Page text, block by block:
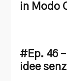
in Modo
#Ep. 46
idee